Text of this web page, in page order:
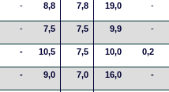
- 8,8 7,8 19,0 -
- 7,5 7,5 9,9 -
- 10,5 7,5 10,0 0,2
- 9,0 7,0 16,0 -